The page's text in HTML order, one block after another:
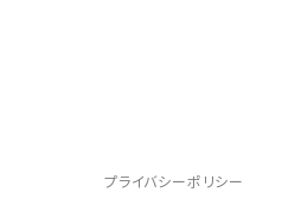
プライバシーポリシー